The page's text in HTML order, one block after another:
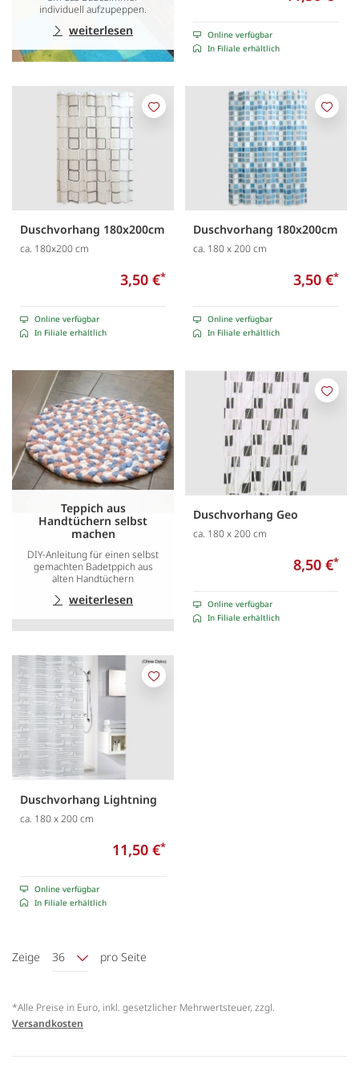
individuell aufzupeppen.
weiterlesen
Online verfügbar
In Filiale erhältlich
Duschvorhang 180x200cm
ca. 180x200 cm
3,50 €*
Online verfügbar
In Filiale erhältlich
Merken
Duschvorhang 180x200cm
ca. 180 x 200 cm
3,50 €*
Online verfügbar
In Filiale erhältlich
Teppich aus
Handtüchern selbst
machen
DIY-Anleitung für einen selbst
gemachten Badetppich aus
alten Handtüchern
weiterlesen
Duschvorhang Geo
ca. 180 x 200 cm
8,50 €*
Online verfügbar
In Filiale erhältlich
Duschvorhang Lightning
ca. 180 x 200 cm
11,50 €*
Online verfügbar
In Filiale erhältlich
Merken
Zeige 36 pro Seite
*Alle Preise in Euro, inkl. gesetzlicher Mehrwertsteuer, zzgl.
Versandkosten